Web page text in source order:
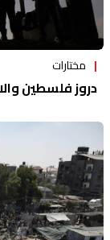
مختارات
دروز فلسطين